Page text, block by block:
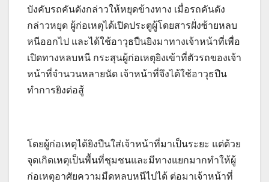
บังคับรถคันดังกล่าวให้หยุดข้างทาง เมื่อรถคันดัง
กล่าวหยุด ผู้ก่อเหตุได้เปิดประตูผู้โดยสารฝั่งซ้ายหลบ
หนีออกไป และได้ใช้อาวุธปืนยิงมาทางเจ้าหน้าที่เพื่อ
เปิดทางหลบหนี กระสุนผู้ก่อเหตุยิงเข้าที่ตัวรถของเจ้า
หน้าที่จำนวนหลายนัด เจ้าหน้าที่จึงได้ใช้อาวุธปืน
ทำการยิงต่อสู้
โดยผู้ก่อเหตุได้ยิงปืนใส่เจ้าหน้าที่มาเป็นระยะ แต่ด้วย
จุดเกิดเหตุเป็นพื้นที่ชุมชนและมีทางแยกมากทำให้ผู้
ก่อเหตุอาศัยความมืดหลบหนีไปได้ ต่อมาเจ้าหน้าที่